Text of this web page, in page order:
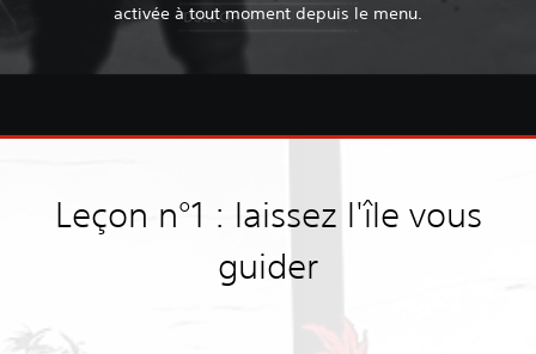
activée à tout moment depuis le menu.
Leçon n°1 : laissez l'île vous
guider